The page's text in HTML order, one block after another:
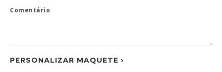
Comentário
PERSONALIZAR MAQUETE ›